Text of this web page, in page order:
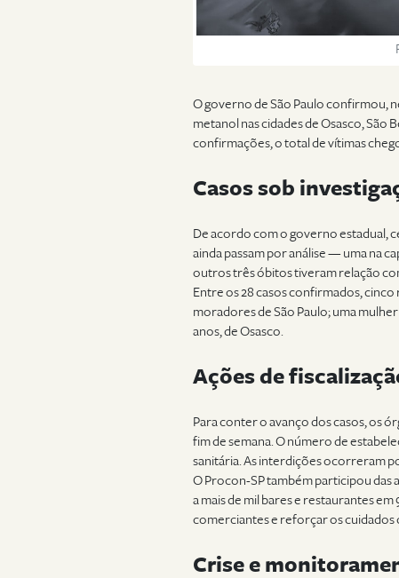
O governo de São Paulo confirmou,
metanol nas cidades de Osasco, São
confirmações, o total de vítimas
Casos sob
De acordo com o governo estadual,
ainda passam por análise — uma na
outros três óbitos tiveram relação
Entre os 28 casos confirmados, cinco
moradores de São Paulo; uma
anos, de Osasco.
Ações de
Para conter o avanço dos casos, os
fim de semana. O número de
sanitária. As interdições ocorreram
O Procon-SP também participou das
a mais de mil bares e restaurantes
comerciantes e reforçar os cuidados
Crise e